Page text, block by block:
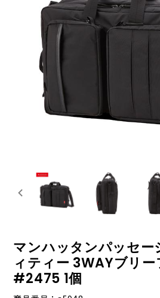
マンハッタンパッセー
ィティー 3WAYブリー
#2475 1個